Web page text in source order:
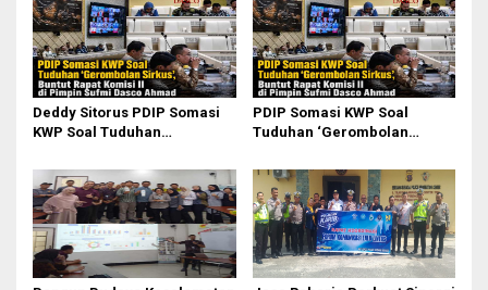
Anak
Deddy Sitorus PDIP Somasi
KWP Soal Tuduhan
Rapat Komisi II Dipimpin
Sufmi Dasco Ahmad
PDIP Somasi KWP Soal
Tuduhan ‘Gerombolan
II Dipimpin Sufmi Dasco
Ahmad